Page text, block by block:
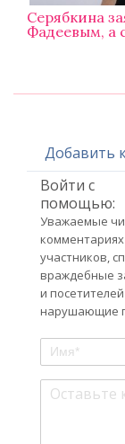
Серябкина
Фадеевым, а
Добавить
Войти с
помощью:
Уважаемые
участников,
враждебные
и
нарушающие